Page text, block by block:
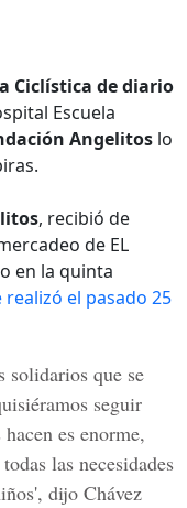
Ciclística de diario
Escuela
Angelitos lo
, recibió de
de EL
en la quinta
realizó el pasado 25
solidarios que se
seguir
es enorme,
las necesidades
dijo Chávez